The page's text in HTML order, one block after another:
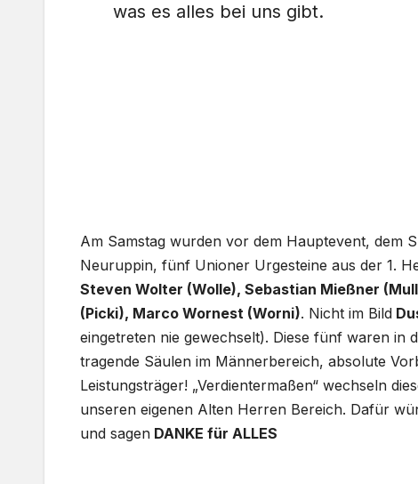
was es alles bei uns gibt.
Am Samstag wurden vor dem Hauptevent, dem
Neuruppin, fünf Unioner Urgesteine aus der 1.
Steven Wolter (Wolle), Sebastian Mießner
(Picki), Marco Wornest (Worni). Nicht im Bild
eingetreten nie gewechselt). Diese fünf waren in
tragende Säulen im Männerbereich, absolute
Leistungsträger! „Verdientermaßen“ wechseln
unseren eigenen Alten Herren Bereich. Dafür
und sagen DANKE für ALLES